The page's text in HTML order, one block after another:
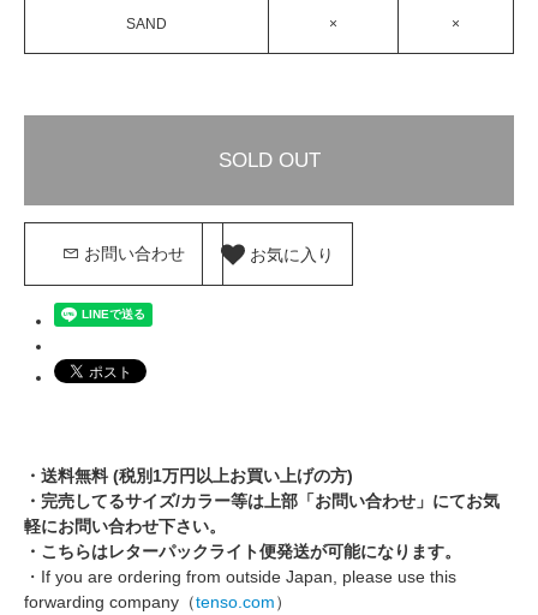
SAND × ×
SOLD OUT
お問い合わせ お気に入り
・送料無料 (税別1万円以上お買い上げの方)
・完売してるサイズ/カラー等は上部「お問い合わせ」にてお気
軽にお問い合わせ下さい。
・こちらはレターパックライト便発送が可能になります。
・If you are ordering from outside Japan, please use this
forwarding company（tenso.com）